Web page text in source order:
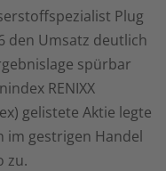
Plug
den Umsatz deutlich
spürbar
RENIXX
gelistete Aktie legte
im gestrigen Handel
zu.